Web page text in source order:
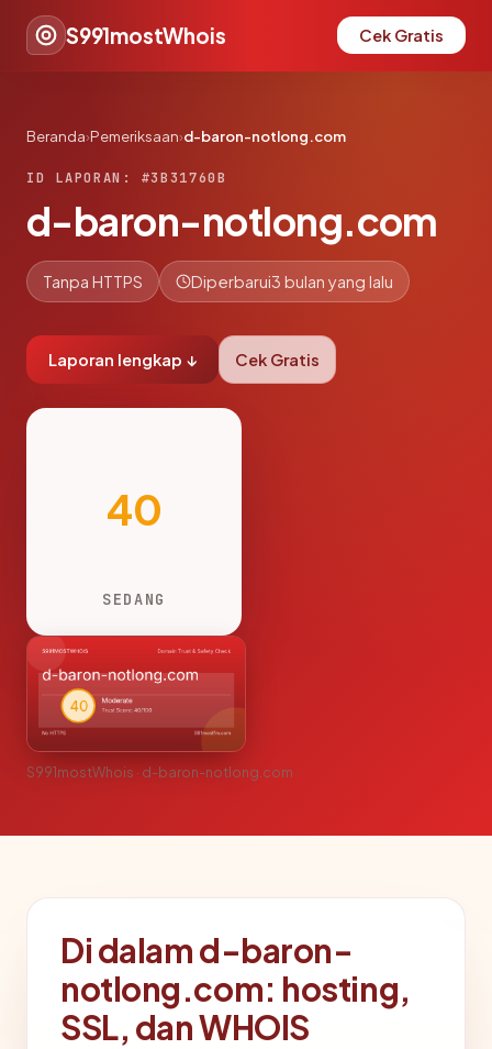
S991mostWhois Cek Gratis
Beranda›Pemeriksaan›d-baron-notlong.com
ID LAPORAN: #3B31760B
d-baron-notlong.com
Tanpa HTTPS Diperbarui3 bulan yang lalu
Laporan lengkap ↓ Cek Gratis
40
SEDANG
S991mostWhois · d-baron-notlong.com
Di dalam d-baron-
notlong.com: hosting,
SSL, dan WHOIS